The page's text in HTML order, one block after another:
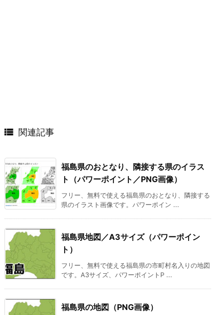
 関連記事
福島県のおとなり、隣接する県のイラス
ト（パワーポイント／PNG画像）
フリー、無料で使える福島県のおとなり、隣接する
県のイラスト画像です。パワーポイン ...
福島県地図／A3サイズ（パワーポイン
ト）
フリー、無料で使える福島県の市町村名入りの地図
です。A3サイズ、パワーポイントP ...
福島県の地図（PNG画像）